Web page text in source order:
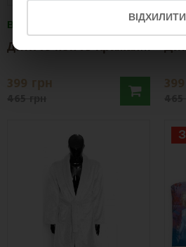
ВІДХИЛИТИ
В НАЯВНОСТІ
Д
итяче пончо Крижане серце FARO
399 грн
В